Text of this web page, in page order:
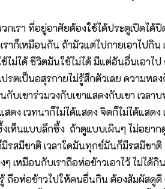
ที่อยู่อาศัยต้องใช้ได้ประตูเปิดได้ปิดไ
ราก็เหมือนกัน ถ้ามัวแต่ไปกายเอาไปกิ
ไม่ได้ ชีวิตมันใช้ไม่ได้ มีแต่อันอื่นเอาไป
ปรตเป็นอสุรกายไม่รู้สึกตัวเลย ความห
นกับเขาร่วมวงกับเขาแสดงกับเขา เ
สดง เวทนาก็ไม่ได้แสดง จิตก็ไม่ได้แส
เห็นแบบลึกซึ้ง ถ้าดูแบบเผินๆ ไม่อยาก
รสมีชาติ เวลาใดมันทุกข์มันก็มีรสมีชา
ๆ เหมือนกับเราถือห่อข้าวเอาไว้ ไม่ไ
ถือห่อข้าวไปให้คนอื่นกิน ต้องสัมผัสดู